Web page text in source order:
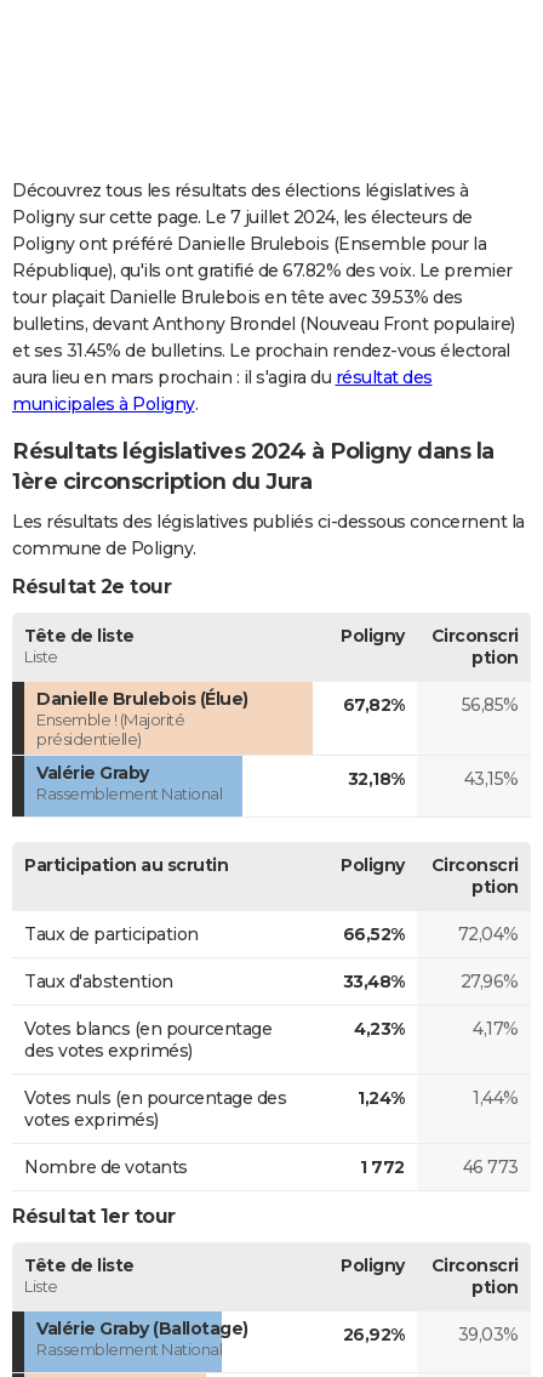
Carte de Noël
Carte Bonne année
Carte Saint-Valentin
Carte Pâques
Carte d'anniversaire
DICTIONNAIRE
Dictionnaire
Biographies
Citations
Expressions
Proverbes
PROGRAMME TV
COPAINS D'AVANT
S'inscrire
Se connecter
Lycées
Collèges
Primaires
Universités
Entreprises
Service militaire
Avis de recherche
AVIS DE DÉCÈS
Découvrez tous les résultats des élections législatives à
Poligny sur cette page. Le 7 juillet 2024, les électeurs de
Poligny ont préféré Danielle Brulebois (Ensemble pour la
République), qu'ils ont gratifié de 67.82% des voix. Le premier
tour plaçait Danielle Brulebois en tête avec 39.53% des
bulletins, devant Anthony Brondel (Nouveau Front populaire)
et ses 31.45% de bulletins. Le prochain rendez-vous électoral
aura lieu en mars prochain : il s'agira du résultat des
municipales à Poligny.
Résultats législatives 2024 à Poligny dans la
1ère circonscription du Jura
Les résultats des législatives publiés ci-dessous concernent la
commune de Poligny.
Résultat 2e tour
Tête de liste
Liste
Poligny
Circonscri
ption
Danielle Brulebois (Élue)
Ensemble ! (Majorité
présidentielle)
67,82% 56,85%
Valérie Graby
Rassemblement National
32,18% 43,15%
Participation au scrutin Poligny
Circonscri
ption
Taux de participation 66,52% 72,04%
Taux d'abstention 33,48% 27,96%
Votes blancs (en pourcentage
des votes exprimés)
4,23% 4,17%
Votes nuls (en pourcentage des
votes exprimés)
1,24% 1,44%
Nombre de votants 1 772 46 773
Résultat 1er tour
Tête de liste
Liste
Poligny
Circonscri
ption
Valérie Graby (Ballotage)
Rassemblement National
26,92% 39,03%